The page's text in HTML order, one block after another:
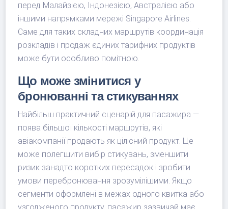
перед Малайзією, Індонезією, Австралією або
іншими напрямками мережі Singapore Airlines.
Саме для таких складних маршрутів координація
розкладів і продаж єдиних тарифних продуктів
може бути особливо помітною.
Що може змінитися у
бронюванні та стикуваннях
Найбільш практичний сценарій для пасажира —
поява більшої кількості маршрутів, які
авіакомпанії продають як цілісний продукт. Це
може полегшити вибір стикувань, зменшити
ризик занадто коротких пересадок і зробити
умови перебронювання зрозумілішими. Якщо
сегменти оформлені в межах одного квитка або